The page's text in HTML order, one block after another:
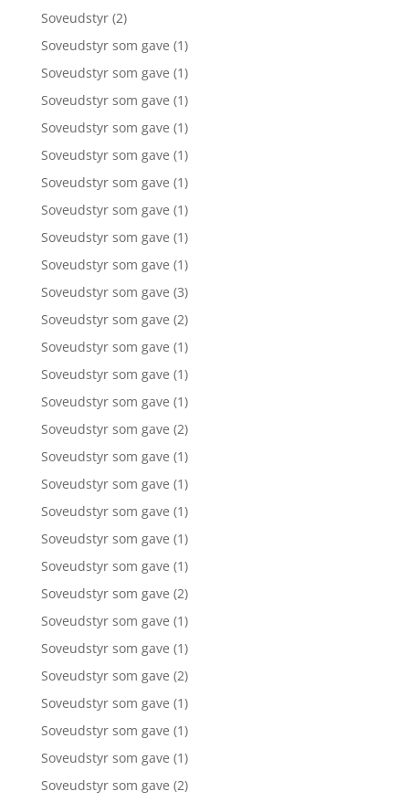
Soveudstyr (2)
Soveudstyr som gave (1)
Soveudstyr som gave (1)
Soveudstyr som gave (1)
Soveudstyr som gave (1)
Soveudstyr som gave (1)
Soveudstyr som gave (1)
Soveudstyr som gave (1)
Soveudstyr som gave (1)
Soveudstyr som gave (1)
Soveudstyr som gave (3)
Soveudstyr som gave (2)
Soveudstyr som gave (1)
Soveudstyr som gave (1)
Soveudstyr som gave (1)
Soveudstyr som gave (2)
Soveudstyr som gave (1)
Soveudstyr som gave (1)
Soveudstyr som gave (1)
Soveudstyr som gave (1)
Soveudstyr som gave (1)
Soveudstyr som gave (2)
Soveudstyr som gave (1)
Soveudstyr som gave (1)
Soveudstyr som gave (2)
Soveudstyr som gave (1)
Soveudstyr som gave (1)
Soveudstyr som gave (1)
Soveudstyr som gave (2)